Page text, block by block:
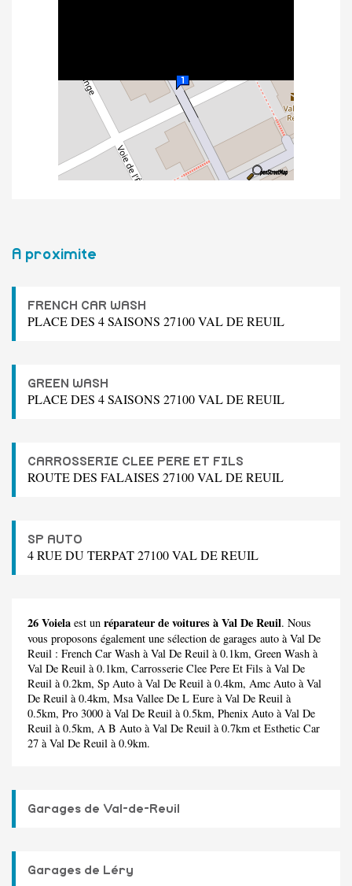
A proximite
FRENCH CAR WASH
PLACE DES 4 SAISONS 27100 VAL DE REUIL
GREEN WASH
PLACE DES 4 SAISONS 27100 VAL DE REUIL
CARROSSERIE CLEE PERE ET FILS
ROUTE DES FALAISES 27100 VAL DE REUIL
SP AUTO
4 RUE DU TERPAT 27100 VAL DE REUIL
26 Voiela est un réparateur de voitures à Val De Reuil. Nous
vous proposons également une sélection de garages auto à Val De
Reuil : French Car Wash à Val De Reuil à 0.1km, Green Wash à
Val De Reuil à 0.1km, Carrosserie Clee Pere Et Fils à Val De
Reuil à 0.2km, Sp Auto à Val De Reuil à 0.4km, Amc Auto à Val
De Reuil à 0.4km, Msa Vallee De L Eure à Val De Reuil à
0.5km, Pro 3000 à Val De Reuil à 0.5km, Phenix Auto à Val De
Reuil à 0.5km, A B Auto à Val De Reuil à 0.7km et Esthetic Car
27 à Val De Reuil à 0.9km.
Garages de Val-de-Reuil
Garages de Léry